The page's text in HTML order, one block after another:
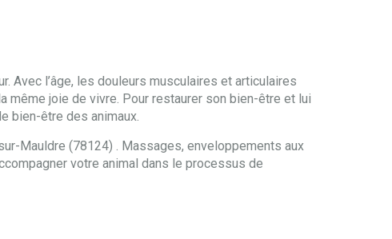
Avec l’âge, les douleurs musculaires et articulaires
même joie de vivre. Pour restaurer son bien-être et lui
bien-être des animaux.
Mauldre (78124) . Massages, enveloppements aux
votre animal dans le processus de